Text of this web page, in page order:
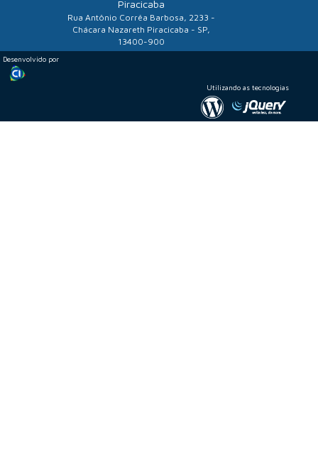
Piracicaba
Rua Antônio Corrêa Barbosa, 2233 -
Chácara Nazareth Piracicaba - SP,
13400-900
Desenvolvido por
Utilizando as tecnologias